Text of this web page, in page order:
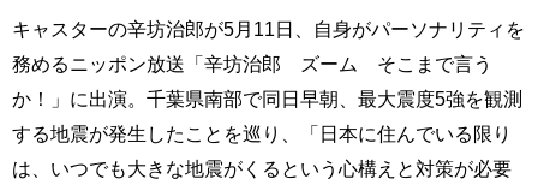
キャスターの辛坊治郎が5月11日、自身がパーソナリティを
務めるニッポン放送「辛坊治郎 ズーム そこまで言う
か！」に出演。千葉県南部で同日早朝、最大震度5強を観測
する地震が発生したことを巡り、「日本に住んでいる限り
は、いつでも大きな地震がくるという心構えと対策が必要